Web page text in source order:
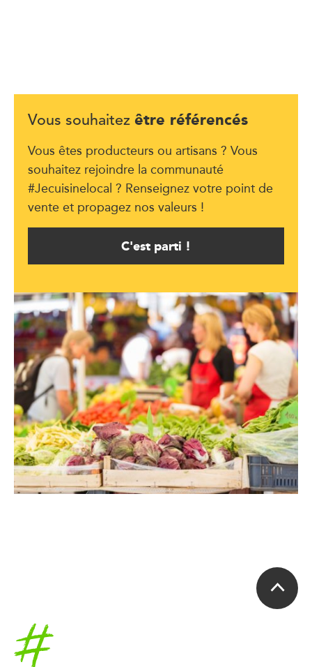
Vous souhaitez être référencés
Vous êtes producteurs ou artisans ? Vous
souhaitez rejoindre la communauté
#Jecuisinelocal ? Renseignez votre point de
vente et propagez nos valeurs !
C'est parti !
Accueil